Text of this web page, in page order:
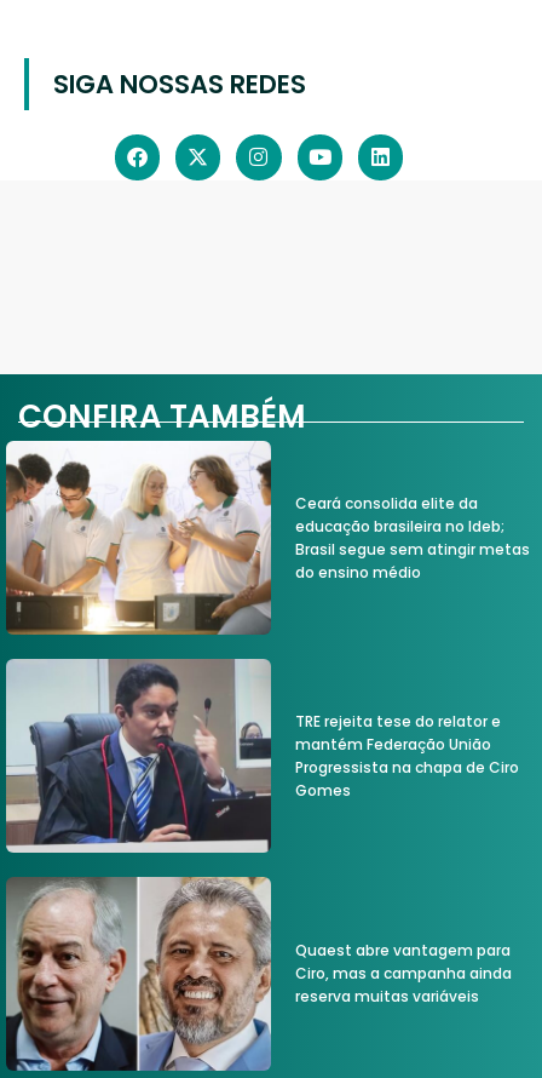
SIGA NOSSAS REDES
CONFIRA TAMBÉM
Ceará consolida elite da
educação brasileira no Ideb;
Brasil segue sem atingir metas
do ensino médio
TRE rejeita tese do relator e
mantém Federação União
Progressista na chapa de Ciro
Gomes
Quaest abre vantagem para
Ciro, mas a campanha ainda
reserva muitas variáveis